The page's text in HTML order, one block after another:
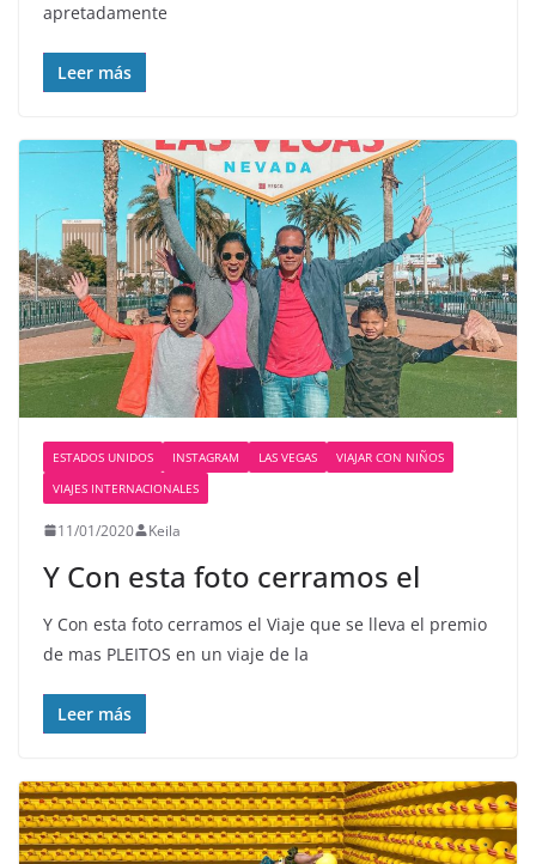
apretadamente
Leer más
ESTADOS UNIDOS INSTAGRAM LAS VEGAS
VIAJAR CON NIÑOS
VIAJES INTERNACIONALES
11/01/2020 Keila
Y Con esta foto cerramos el
Y Con esta foto cerramos el Viaje que se lleva el premio
de mas PLEITOS en un viaje de la
Leer más